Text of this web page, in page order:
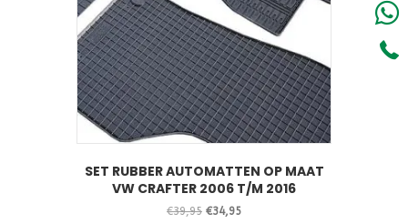
SET RUBBER AUTOMATTEN OP MAAT
VW CRAFTER 2006 T/M 2016
€39,95 Oorspronkelijke
€34,95Huidige